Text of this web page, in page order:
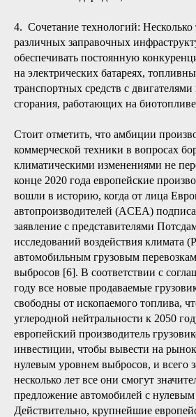
4. Сочетание технологий: Несколько
различных заправочных
обеспечивать постоянную
на электрических батареях,
транспортных средств с двигателями
сгорания, работающих на
Стоит отметить, что амбиции
коммерческой техники в вопросах
климатическими изменениями не
конце 2020 года европейские
вошли в историю, когда от лица
автопроизводителей (ACEA)
заявление с представителями
исследований воздействия климата
автомобильным грузовым
выбросов [6]. В соответствии с
году все новые продаваемые
свободны от ископаемого топлива,
углеродной нейтральности к 2050
европейский производитель
инвестиции, чтобы вывести на
нулевым уровнем выбросов, и всего
несколько лет все они смогут
предложение автомобилей с
Действительно, крупнейшие